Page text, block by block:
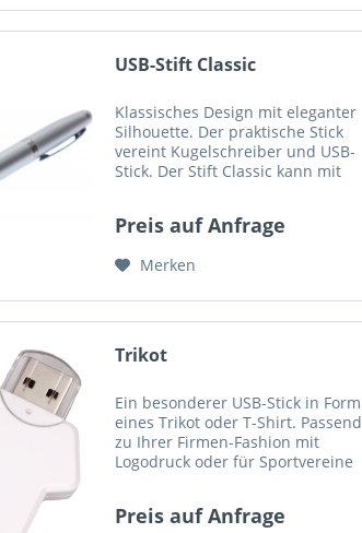
USB-Stift Classic
Klassisches Design mit eleganter
Silhouette. Der praktische Stick
vereint Kugelschreiber und USB-
Stick. Der Stift Classic kann mit
14mm Druckfläche: Vorderteil:
Preis auf Anfrage
Merken
Trikot
Ein besonderer USB-Stick in Form
eines Trikot oder T-Shirt. Passend
zu Ihrer Firmen-Fashion mit
Logodruck oder für Sportvereine
Druckfläche: 13mm x 13mm
Preis auf Anfrage